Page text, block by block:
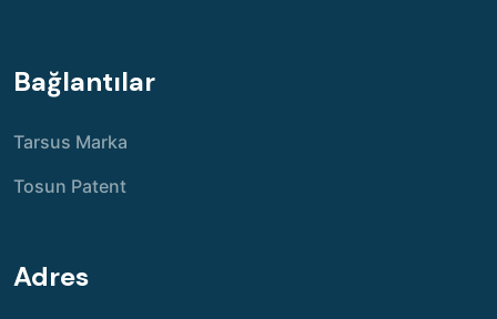
Bağlantılar
Tarsus Marka
Tosun Patent
Adres